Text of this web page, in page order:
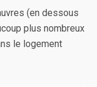
(en dessous
plus nombreux
le logement